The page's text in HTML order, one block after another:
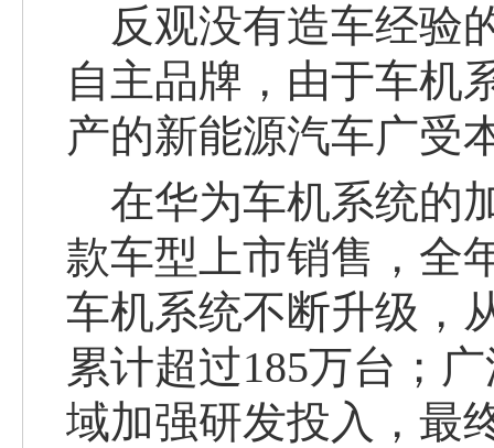
反观没有造车经验
自主品牌，由于车机
产的新能源汽车广受
在华为车机系统的
款车型上市销售，全
车机系统不断升级，
累计超过185万台 ；
域加强研发投入，最